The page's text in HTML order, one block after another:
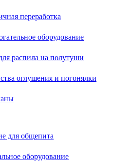
переработка
оборудование
распила на полутуши
оглушения и погонялки
для общепита
оборудование